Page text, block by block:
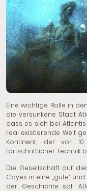
Eine wichtige Rolle in
die versunkene Stadt
dass es sich bei
real existierende Welt
Kontinent, der vor
fortschrittlicher Technik
Die Gesellschaft auf
Cayes in eine „gute“
der Geschichte soll